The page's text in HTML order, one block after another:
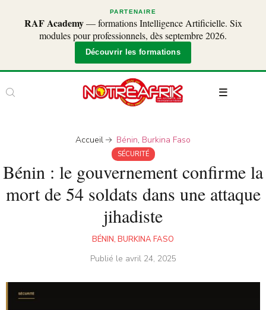
PARTENAIRE
RAF Academy— formations Intelligence Artificielle. Six
modules pour professionnels, dès septembre 2026.
Découvrir les formations
Accueil Bénin, Burkina Faso
SÉCURITÉ
Bénin : le gouvernement confirme la
mort de 54 soldats dans une attaque
jihadiste
BÉNIN, BURKINA FASO
Publié le avril 24, 2025